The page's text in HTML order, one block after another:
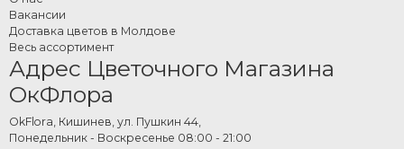
Как заказать
рождественские подарки
для детей онлайн
Выберите нужный продукт в категории, укажите дату и адрес доставки и
оформите заказ. Команда OkFlora позаботится об упаковке и доставке
вовремя — чтобы подарок прибыл свежим и идеальным, готовым сделать
Вакансии
Доставка цветов в Молдове
Весь ассортимент
Адрес Цветочного Магазина
ОкФлора
OkFlora, Кишинев, ул. Пушкин 44,
Понедельник - Воскресенье 08:00 - 21:00